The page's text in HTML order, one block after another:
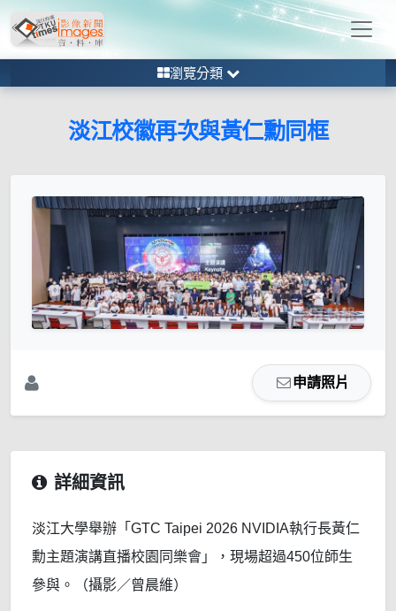
瀏覽分類
淡江校徽再次與黃仁勳同框
申請照片
詳細資訊
淡江大學舉辦「GTC Taipei 2026 NVIDIA執行長黃仁
勳主題演講直播校園同樂會」，現場超過450位師生
參與。（攝影／曾晨維）